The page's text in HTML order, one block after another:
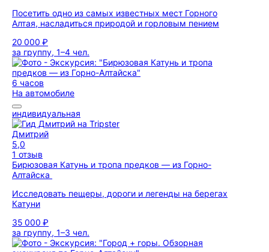
Посетить одно из самых известных мест Горного
Алтая, насладиться природой и горловым пением
20 000 ₽
за группу, 1–4 чел.
6 часов
На автомобиле
индивидуальная
Дмитрий
5,0
1 отзыв
Бирюзовая Катунь и тропа предков — из Горно-
Алтайска
Исследовать пещеры, дороги и легенды на берегах
Катуни
35 000 ₽
за группу, 1–3 чел.